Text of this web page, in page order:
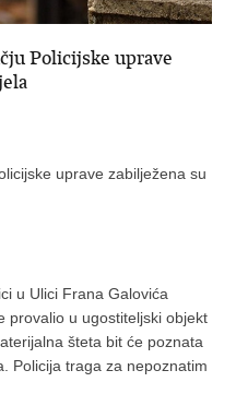
Policijske uprave
uprave zabilježena su
u Ulici Frana Galovića
provalio u ugostiteljski objekt
šteta bit će poznata
Policija traga za nepoznatim